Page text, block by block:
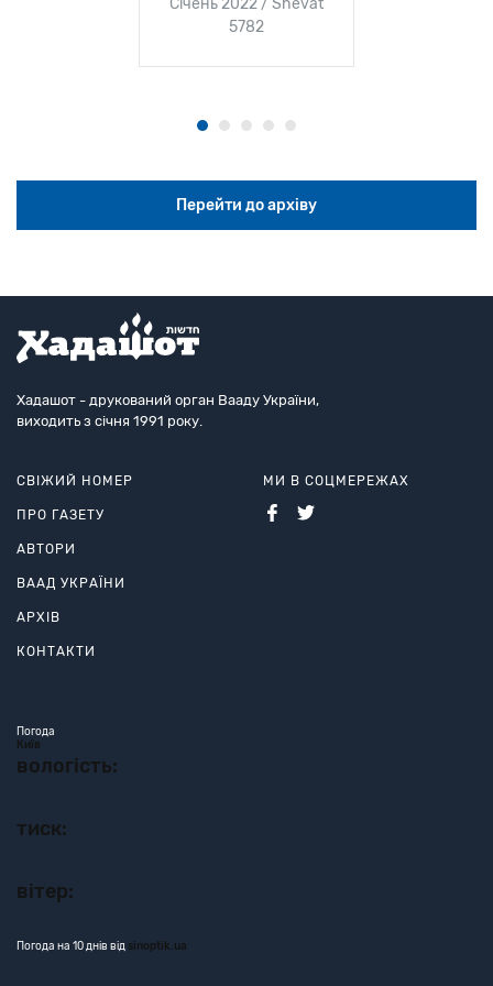
Січень 2022 / Shevat
5782
Перейти до архіву
Хадашот - друкований орган Вааду України,
виходить з січня 1991 року.
СВІЖИЙ НОМЕР
ПРО ГАЗЕТУ
АВТОРИ
ВААД УКРАЇНИ
АРХІВ
КОНТАКТИ
МИ В СОЦМЕРЕЖАХ
Погода
Київ
вологість:
тиск:
вітер:
Погода на 10 днів від sinoptik.ua